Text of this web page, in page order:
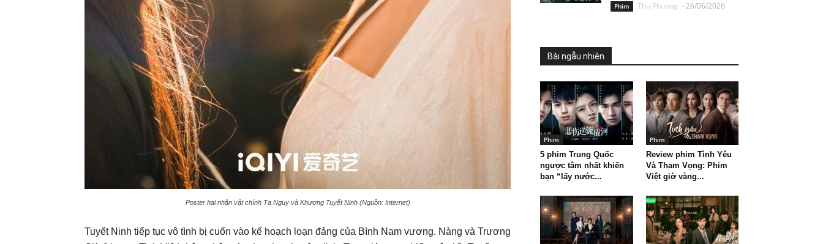
Poster hai nhân vật chính Tạ Nguy và Khương Tuyết Ninh (Nguồn: Internet)
Tuyết Ninh tiếp tục vô tình bị cuốn vào kế hoạch loạn đảng của Bình Nam vương. Nàng và Trương
Phim Thu Phuong -26/06/2026
Bài ngẫu nhiên
Phim
5 phim Trung Quốc
ngược tâm nhất khiến
bạn “lấy nước...
Phim
Review phim Tình Yêu
Và Tham Vọng: Phim
Việt giờ vàng...